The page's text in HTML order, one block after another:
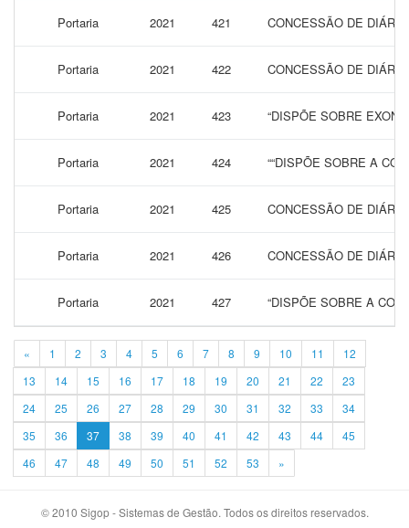
Portaria 2021 421 CONCESSÃO DE
Portaria 2021 422 CONCESSÃO DE
Portaria 2021 423 “DISPÕE SOBRE
Portaria 2021 424 ““DISPÕE SOBRE A
Portaria 2021 425 CONCESSÃO DE
Portaria 2021 426 CONCESSÃO DE
Portaria 2021 427 “DISPÕE SOBRE A
« 1 2 3 4 5 6 7 8 9 10 11
12
13
14 15 16 17 18 19 20 21 22
23
24
25 26 27 28 29 30 31 32 33
34
35
36 37 38 39 40 41 42 43 44
45
46
47 48 49 50 51 52 53 »
© 2010 Sigop - Sistemas de Gestão. Todos os direitos reservados.